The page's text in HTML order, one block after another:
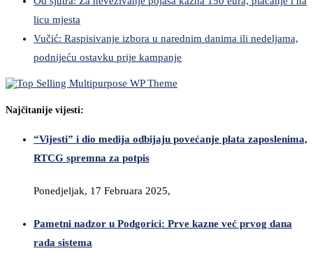
licu mjesta
Vučić: Raspisivanje izbora u narednim danima ili nedeljama,
podnijeću ostavku prije kampanje
Najčitanije vijesti:
“Vijesti” i dio medija odbijaju povećanje plata zaposlenima,
RTCG spremna za potpis
Ponedjeljak, 17 Februara 2025,
Pametni nadzor u Podgorici: Prve kazne već prvog dana
rada sistema